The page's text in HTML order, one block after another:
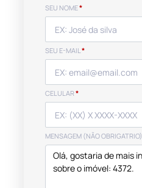
SEU NOME*
SEU E-MAIL*
CELULAR *
MENSAGEM (NÃO OBRIGATRIO)